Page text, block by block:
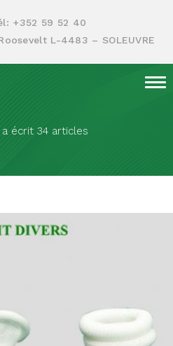
+352 59 52 40
L-4483 – SOLEUVRE
:
écrit 34 articles